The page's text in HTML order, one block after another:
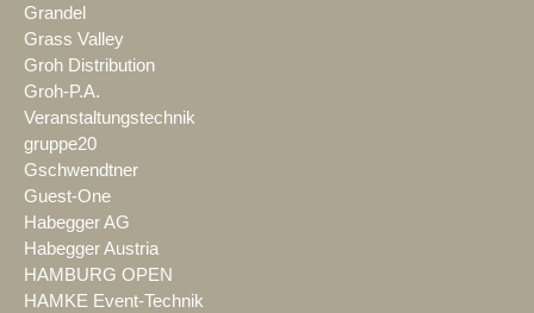
Grandel
Grass Valley
Groh Distribution
Groh-P.A.
Veranstaltungstechnik
gruppe20
Gschwendtner
Guest-One
Habegger AG
Habegger Austria
HAMBURG OPEN
HAMKE Event-Technik